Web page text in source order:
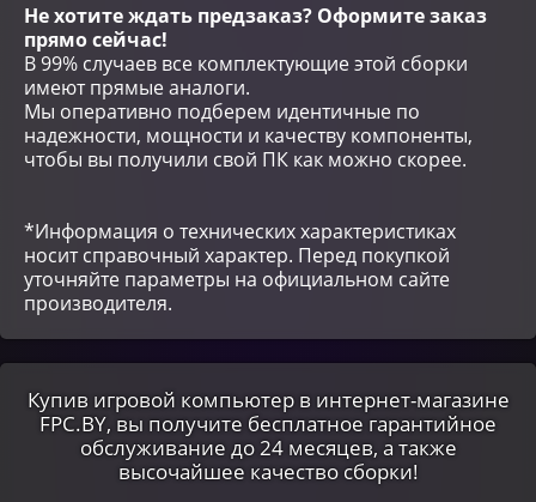
Не хотите ждать предзаказ? Оформите заказ
прямо сейчас!
В 99% случаев все комплектующие этой сборки
имеют прямые аналоги.
Мы оперативно подберем идентичные по
надежности, мощности и качеству компоненты,
чтобы вы получили свой ПК как можно скорее.
*Информация о технических характеристиках
носит справочный характер. Перед покупкой
уточняйте параметры на официальном сайте
производителя.
Купив игровой компьютер в интернет-магазине
FPC.BY, вы получите бесплатное гарантийное
обслуживание до 24 месяцев, а также
высочайшее качество сборки!